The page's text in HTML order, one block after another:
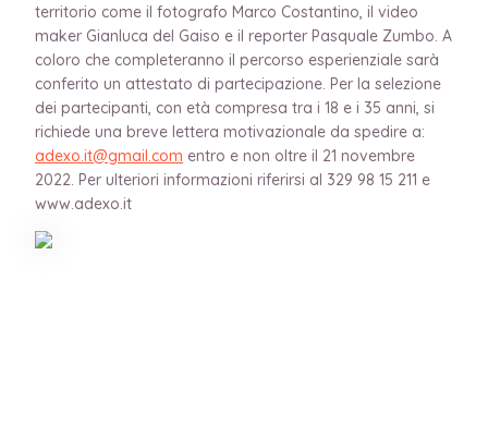
territorio come il fotografo Marco Costantino, il video
maker Gianluca del Gaiso e il reporter Pasquale Zumbo. A
coloro che completeranno il percorso esperienziale sarà
conferito un attestato di partecipazione. Per la selezione
dei partecipanti, con età compresa tra i 18 e i 35 anni, si
richiede una breve lettera motivazionale da spedire a:
adexo.it@gmail.com entro e non oltre il 21 novembre
2022. Per ulteriori informazioni riferirsi al 329 98 15 211 e
www.adexo.it